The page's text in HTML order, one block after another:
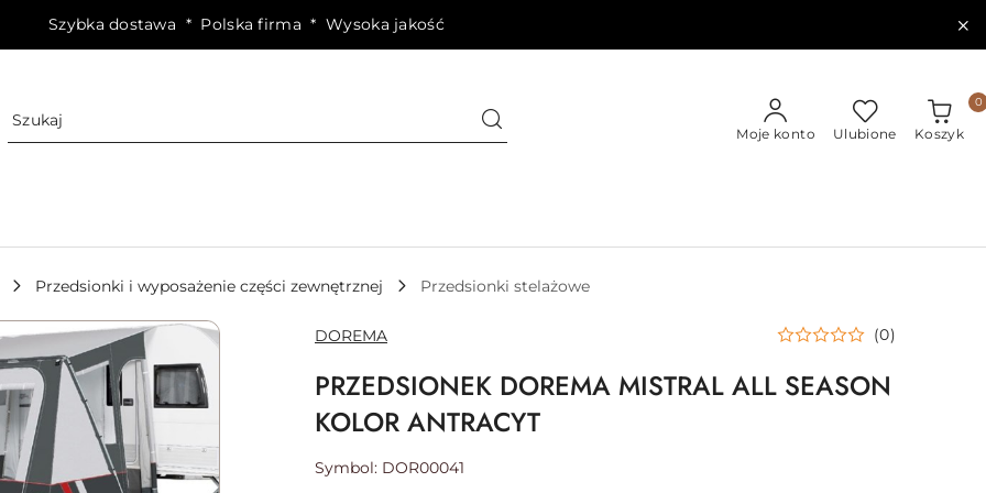
Szybka dostawa * Polska firma * Wysoka jakość
Moje konto Ulubione Koszyk
0
Przedsionki i wyposażenie części zewnętrznej Przedsionki stelażowe
NAZWA
PRODUCENTA:
DOREMA (0)
PRZEDSIONEK DOREMA MISTRAL ALL SEASON
KOLOR ANTRACYT
Symbol: DOR00041